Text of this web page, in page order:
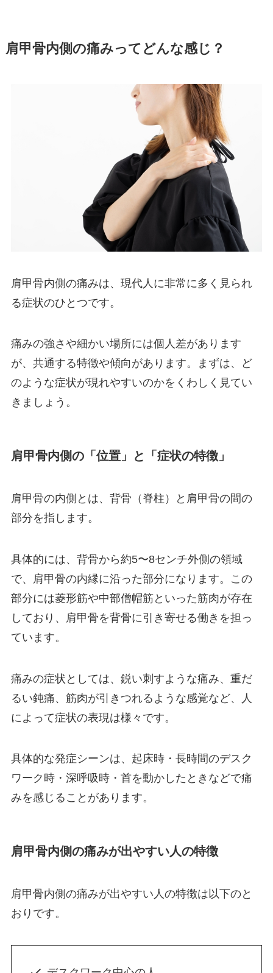
肩甲骨内側の痛みってどんな感じ？
肩甲骨内側の痛みは、現代人に非常に多く見られ
る症状のひとつです。
痛みの強さや細かい場所には個人差があります
が、共通する特徴や傾向があります。まずは、ど
のような症状が現れやすいのかをくわしく見てい
きましょう。
肩甲骨内側の「位置」と「症状の特徴」
肩甲骨の内側とは、背骨（脊柱）と肩甲骨の間の
部分を指します。
具体的には、背骨から約5〜8センチ外側の領域
で、肩甲骨の内縁に沿った部分になります。この
部分には菱形筋や中部僧帽筋といった筋肉が存在
しており、肩甲骨を背骨に引き寄せる働きを担っ
ています。
痛みの症状としては、鋭い刺すような痛み、重だ
るい鈍痛、筋肉が引きつれるような感覚など、人
によって症状の表現は様々です。
具体的な発症シーンは、起床時・長時間のデスク
ワーク時・深呼吸時・首を動かしたときなどで痛
みを感じることがあります。
肩甲骨内側の痛みが出やすい人の特徴
肩甲骨内側の痛みが出やすい人の特徴は以下のと
おりです。